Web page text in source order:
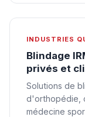
INDUSTRIES
Blindage
privés et
Solutions de
d'orthopédie,
médecine